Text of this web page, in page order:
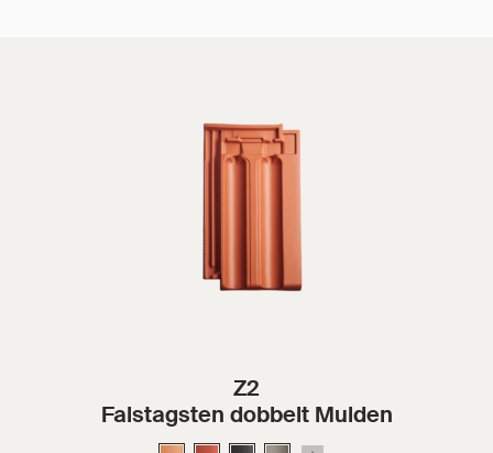
Z2
Falstagsten dobbelt Mulden